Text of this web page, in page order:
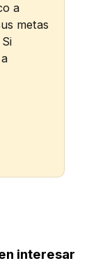
a
metas
interesar